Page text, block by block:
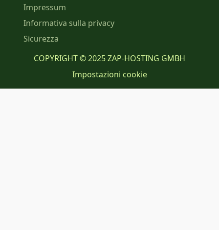
Impressum
Informativa sulla privacy
Sicurezza
COPYRIGHT © 2025 ZAP-HOSTING GMBH
Impostazioni cookie